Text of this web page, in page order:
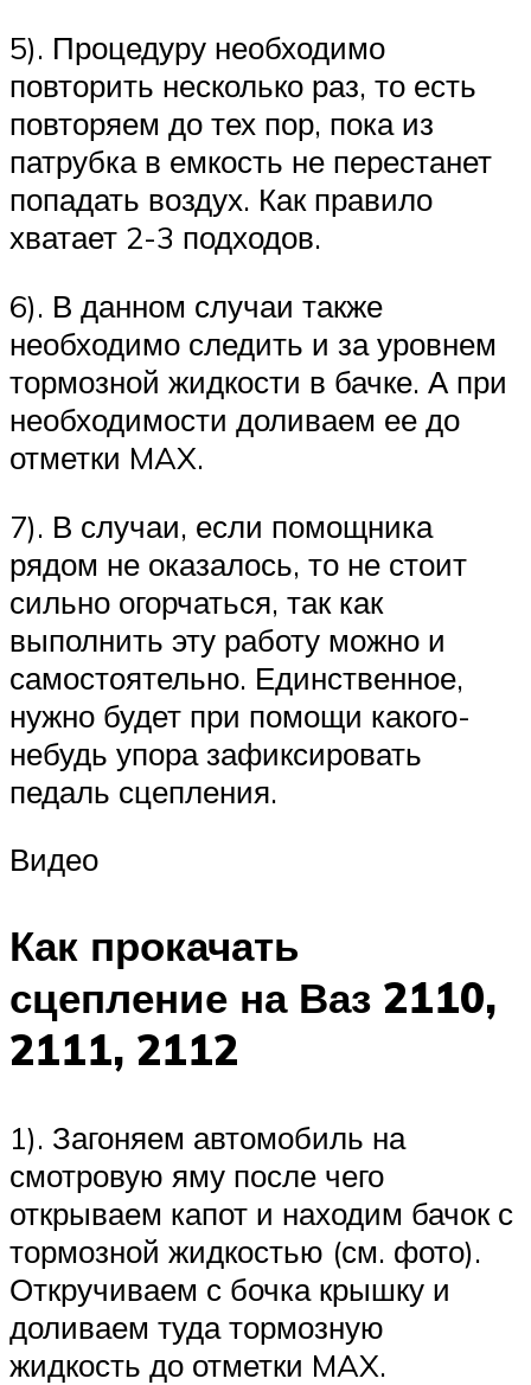
5). Процедуру необходимо
повторить несколько раз, то есть
повторяем до тех пор, пока из
патрубка в емкость не перестанет
попадать воздух. Как правило
хватает 2-3 подходов.
6). В данном случаи также
необходимо следить и за уровнем
тормозной жидкости в бачке. А при
необходимости доливаем ее до
отметки MAX.
7). В случаи, если помощника
рядом не оказалось, то не стоит
сильно огорчаться, так как
выполнить эту работу можно и
самостоятельно. Единственное,
нужно будет при помощи какого-
небудь упора зафиксировать
педаль сцепления.
Видео
Как прокачать
сцепление на Ваз 2110,
2111, 2112
1). Загоняем автомобиль на
смотровую яму после чего
открываем капот и находим бачок с
тормозной жидкостью (см. фото).
Откручиваем с бочка крышку и
доливаем туда тормозную
жидкость до отметки MAX.